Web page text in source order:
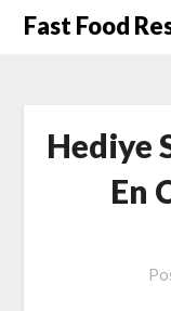
SkipFast Food
Hediye
En